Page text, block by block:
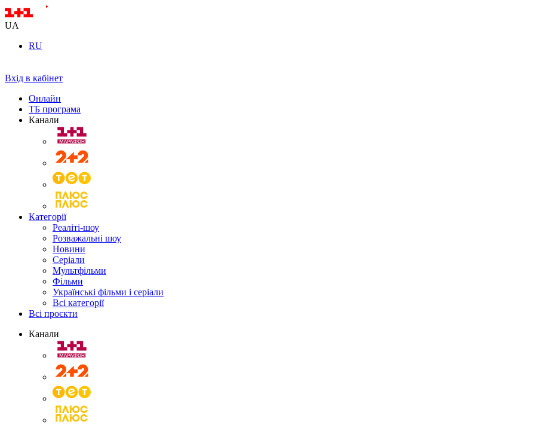
UA
RU
Вхід в кабінет
Онлайн
ТБ програма
Канали
Категорії
Реаліті-шоу
Розважальні шоу
Новини
Серіали
Мультфільми
Фільми
Українські фільми і серіали
Всі категорії
Всі проєкти
Канали